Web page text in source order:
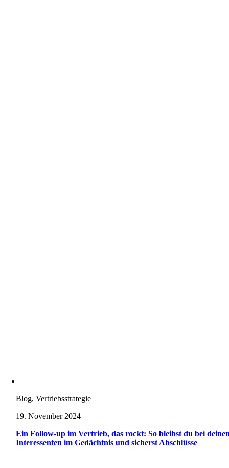
Blog, Vertriebsstrategie
19. November 2024
Ein Follow-up im Vertrieb, das rockt: So bleibst du bei
Interessenten im Gedächtnis und sicherst Abschlüsse